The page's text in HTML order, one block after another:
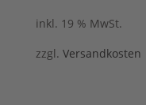
inkl. 19 % MwSt.
zzgl. Versandkosten